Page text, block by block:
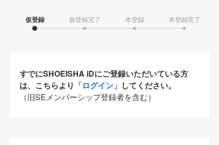
仮登録 仮登録完了 本登録 本登録完了
すでにSHOEISHA iDにご登録いただいている方
は、こちらより 「ログイン」 してください。
（旧SEメンバーシップ登録者を含む）